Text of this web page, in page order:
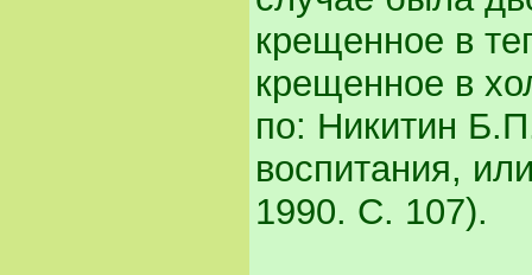
крещенное в
крещенное в
по: Никитин
воспитания,
1990. С. 107).